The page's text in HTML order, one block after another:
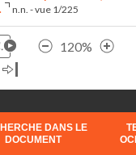
n.n. - vue 1/225
120%
DANS LE
DOCUMENT